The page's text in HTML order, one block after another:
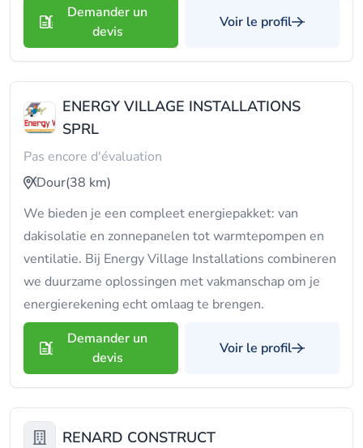
Demander un
devis
Voir le profil
ENERGY VILLAGE INSTALLATIONS
SPRL
Pas encore d'évaluation
Dour(38 km)
We bieden je een compleet energiepakket: van
dakisolatie en zonnepanelen tot warmtepompen en
ventilatie. Bij Energy Village Installations combineren
we duurzame oplossingen met vakmanschap om je
energierekening echt omlaag te brengen.
Demander un
devis
Voir le profil
RENARD CONSTRUCT